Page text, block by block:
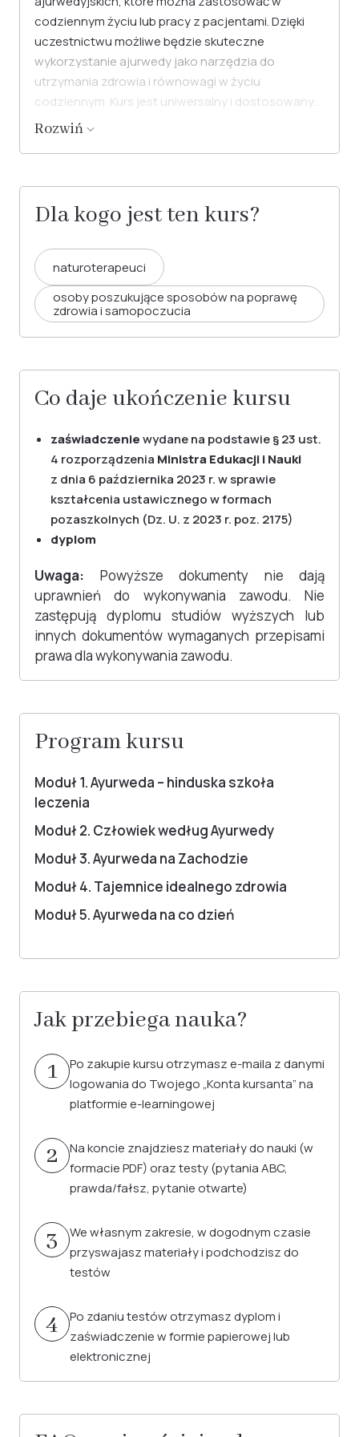
codziennym życiu lub pracy z pacjentami. Dzięki
uczestnictwu możliwe będzie skuteczne
wykorzystanie ajurwedy jako narzędzia do
utrzymania zdrowia i równowagi w życiu
codziennym. Kurs jest uniwersalny i dostosowany
także dla osób, które dopiero zaczynają swoją
Rozwiń
Dla kogo jest ten kurs?
naturoterapeuci
osoby poszukujące sposobów na poprawę
zdrowia i samopoczucia
Co daje ukończenie kursu
zaświadczeniewydane na podstawie § 23 ust.
4 rozporządzenia Ministra Edukacji i Nauki
z dnia 6 października 2023 r. w sprawie
kształcenia ustawicznego w formach
pozaszkolnych (Dz. U. z 2023 r. poz. 2175)
dyplom
Uwaga: Powyższe dokumenty nie dają
uprawnień do wykonywania zawodu. Nie
zastępują dyplomu studiów wyższych lub
innych dokumentów wymaganych przepisami
prawa dla wykonywania zawodu.
Program kursu
Moduł 1. Ayurweda – hinduska szkoła
leczenia
Moduł 2. Człowiek według Ayurwedy
Moduł 3. Ayurweda na Zachodzie
Moduł 4. Tajemnice idealnego zdrowia
Moduł 5. Ayurweda na co dzień
Jak przebiega nauka?
1
Po zakupie kursu otrzymasz e-maila z danymi
logowania do Twojego „Konta kursanta” na
platformie e-learningowej
2
Na koncie znajdziesz materiały do nauki (w
formacie PDF) oraz testy (pytania ABC,
prawda/fałsz, pytanie otwarte)
3
We własnym zakresie, w dogodnym czasie
przyswajasz materiały i podchodzisz do
testów
4
Po zdaniu testów otrzymasz dyplom i
zaświadczenie w formie papierowej lub
elektronicznej